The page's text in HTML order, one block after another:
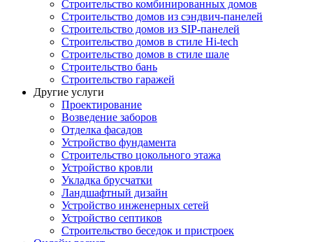
Строительство комбинированных домов
Строительство домов из сэндвич-панелей
Строительство домов из SIP-панелей
Строительство домов в стиле Hi-tech
Строительство домов в стиле шале
Строительство бань
Строительство гаражей
Другие услуги
Проектирование
Возведение заборов
Отделка фасадов
Устройство фундамента
Строительство цокольного этажа
Устройство кровли
Укладка брусчатки
Ландшафтный дизайн
Устройство инженерных сетей
Устройство септиков
Строительство беседок и пристроек